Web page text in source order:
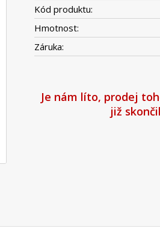
Kód produktu:
Hmotnost:
Záruka:
Je nám líto, prodej
již